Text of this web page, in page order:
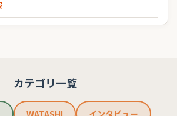
カテゴリ一覧
WATASHI インタビュー